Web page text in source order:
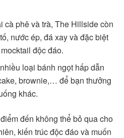
cà phê và trà, The Hillside còn
nước ép, đá xay và đặc biệt
độc đáo.
loại bánh ngọt hấp dẫn
brownie,… để bạn thưởng
khác.
đến không thể bỏ qua cho
kiến trúc độc đáo và muốn